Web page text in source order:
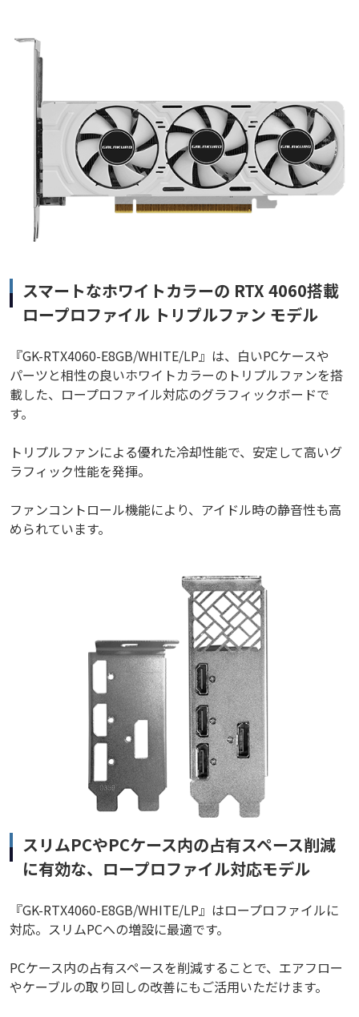
スマートなホワイトカラーの RTX 4060搭載
ロープロファイル トリプルファン モデル
『GK-RTX4060-E8GB/WHITE/LP』は、白いPCケースや
パーツと相性の良いホワイトカラーのトリプルファンを搭
載した、ロープロファイル対応のグラフィックボードで
す。
トリプルファンによる優れた冷却性能で、安定して高いグ
ラフィック性能を発揮。
ファンコントロール機能により、アイドル時の静音性も高
められています。
スリムPCやPCケース内の占有スペース削減
に有効な、ロープロファイル対応モデル
『GK-RTX4060-E8GB/WHITE/LP』はロープロファイルに
対応。スリムPCへの増設に最適です。
PCケース内の占有スペースを削減することで、エアフロー
やケーブルの取り回しの改善にもご活用いただけます。